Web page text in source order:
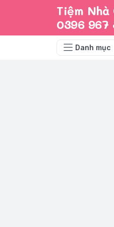
Tiệm Nhà
0396 967
Danh mục